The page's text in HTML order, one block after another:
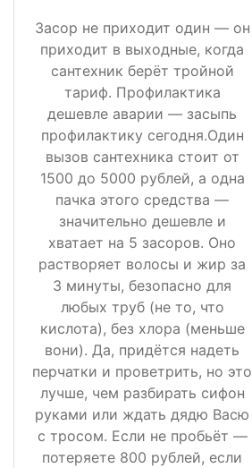
Засор не приходит один — он
приходит в выходные, когда
сантехник берёт тройной
тариф. Профилактика
дешевле аварии — засыпь
профилактику сегодня.Один
вызов сантехника стоит от
1500 до 5000 рублей, а одна
пачка этого средства —
значительно дешевле и
хватает на 5 засоров. Оно
растворяет волосы и жир за
3 минуты, безопасно для
любых труб (не то, что
кислота), без хлора (меньше
вони). Да, придётся надеть
перчатки и проветрить, но это
лучше, чем разбирать сифон
руками или ждать дядю Васю
с тросом. Если не пробьёт —
потеряете 800 рублей, если